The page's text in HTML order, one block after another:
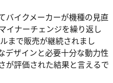
バイクメーカーが機種の見直
イナーチェンジを繰り返し
まで販売が継続されまし
デザインと必要十分な動力性
が評価された結果と言えるで